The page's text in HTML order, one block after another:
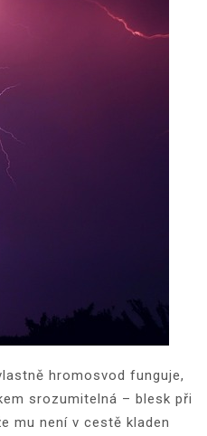
hromosvod funguje,
srozumitelná – blesk při
mu není v cestě kladen